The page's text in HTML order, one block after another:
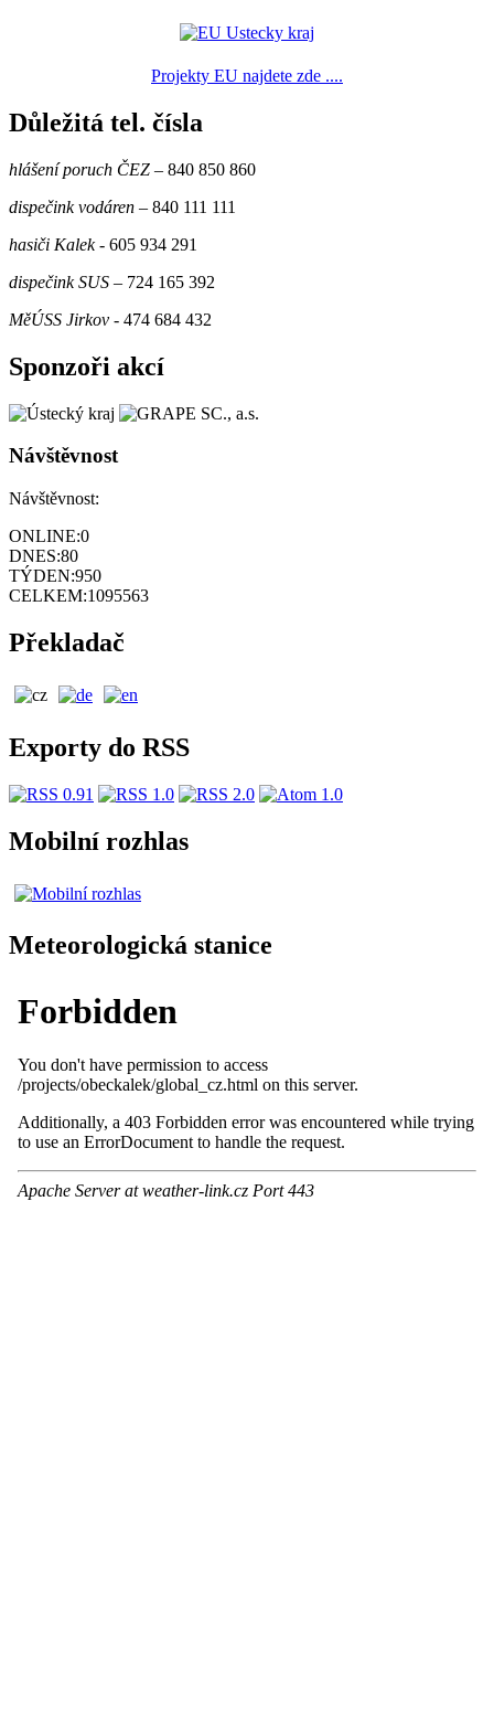
Projekty EU najdete zde ....
Důležitá tel. čísla
hlášení poruch ČEZ – 840 850 860
dispečink vodáren – 840 111 111
hasiči Kalek- 605 934 291
dispečink SUS – 724 165 392
MěÚSS Jirkov - 474 684 432
Sponzoři akcí
Návštěvnost
Návštěvnost:
ONLINE:0
DNES:80
TÝDEN:950
CELKEM:1095563
Překladač
Exporty do RSS
Mobilní rozhlas
Meteorologická stanice